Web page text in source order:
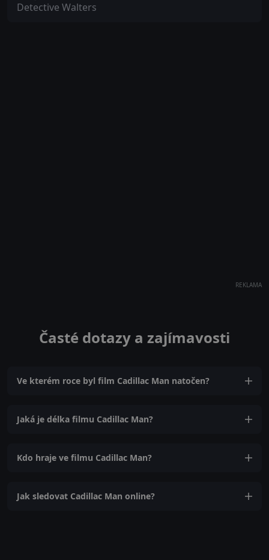
Detective Walters
REKLAMA
Časté dotazy a zajímavosti
Ve kterém roce byl film Cadillac Man natočen?
Jaká je délka filmu Cadillac Man?
Kdo hraje ve filmu Cadillac Man?
Jak sledovat Cadillac Man online?